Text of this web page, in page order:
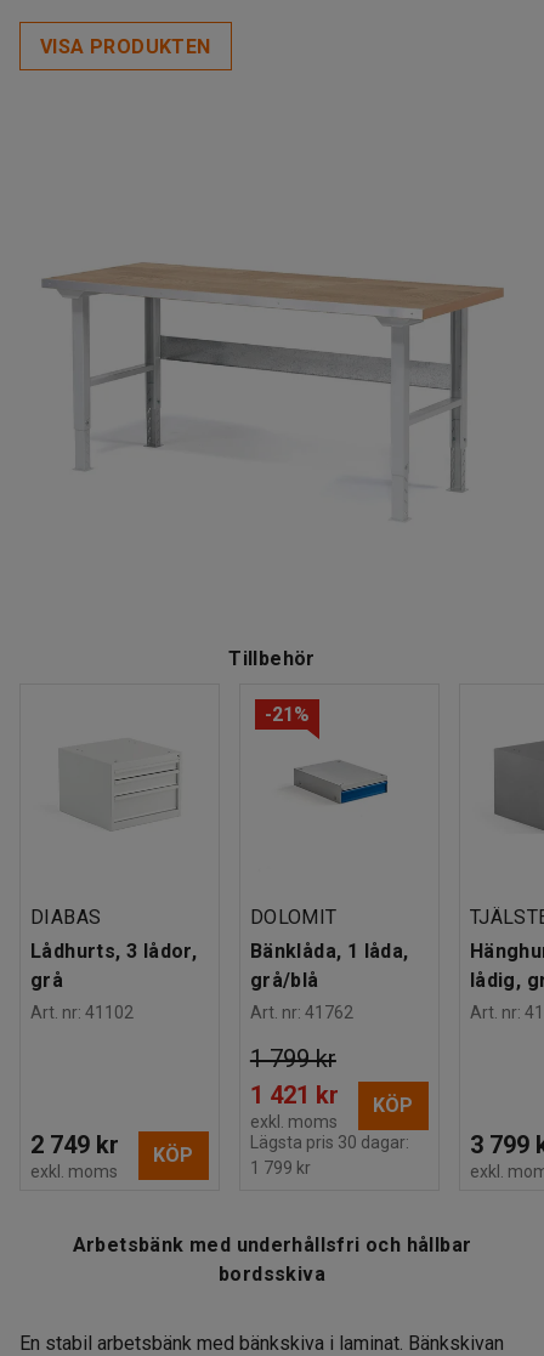
VISA PRODUKTEN
Tillbehör
DIABAS
Lådhurts, 3 lådor,
grå
Art. nr: 41102
2 749 kr
exkl. moms
KÖP
-21%
DOLOMIT
Bänklåda, 1 låda,
grå/blå
Art. nr: 41762
1 421 kr
1 799 kr
exkl. moms
KÖP
Lägsta pris 30 dagar:
1 799 kr
lådig,
Art. nr:
3 799
exkl.
Arbetsbänk med underhållsfri och hållbar
bordsskiva
En stabil arbetsbänk med bänkskiva i laminat. Bänkskivan